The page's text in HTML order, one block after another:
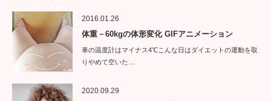
2016.01.26
体重－60kgの体形変化 GIFアニメーション
車の温度計はマイナス4℃こんな日はダイエットの運動を取
りやめて空いた…
2020.09.29